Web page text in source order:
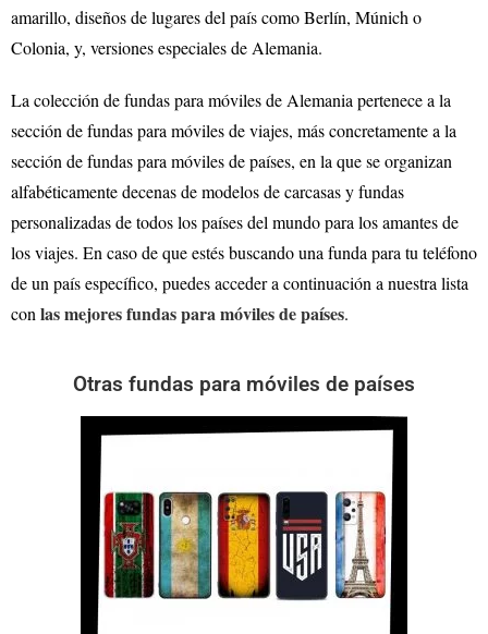
amarillo, diseños de lugares del país como Berlín, Múnich o
Colonia, y, versiones especiales de Alemania.
La colección de fundas para móviles de Alemania pertenece a la
sección de fundas para móviles de viajes, más concretamente a la
sección de fundas para móviles de países, en la que se organizan
alfabéticamente decenas de modelos de carcasas y fundas
personalizadas de todos los países del mundo para los amantes de
los viajes. En caso de que estés buscando una funda para tu teléfono
de un país específico, puedes acceder a continuación a nuestra lista
conlas mejores fundas para móviles de países.
Otras fundas para móviles de países